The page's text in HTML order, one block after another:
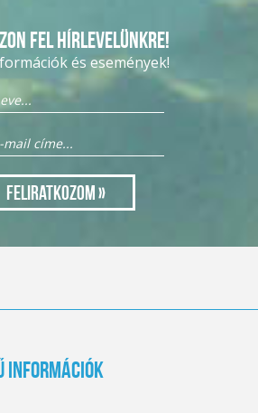
fel hírlevelünkre!
és események!
információk